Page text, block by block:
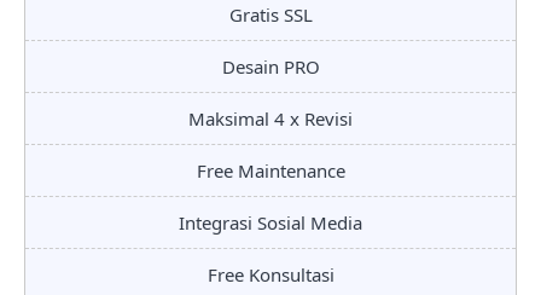
Gratis SSL
Desain PRO
Maksimal 4 x Revisi
Free Maintenance
Integrasi Sosial Media
Free Konsultasi